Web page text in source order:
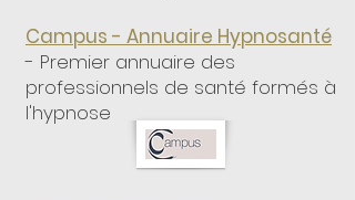
Campus - Annuaire Hypnosanté
- Premier annuaire des
professionnels de santé formés à
l'hypnose